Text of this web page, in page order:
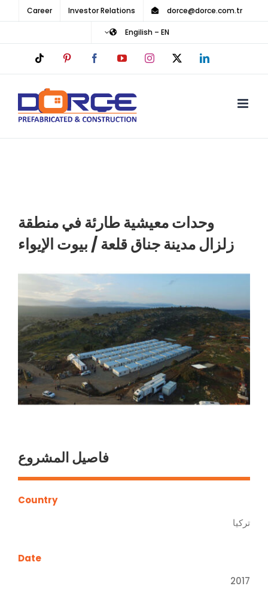
content
dorce@dorce.com.tr
Investor Relations
Career
Engilish – EN
LinkedIn
X
Instagram
YouTube
Facebook
Pinterest
وحدات معيشية طارئة في منطقة
زلزال مدينة جناق قلعة / بيوت الإيواء
فاصيل المشروع
Country
تركيا
Date
2017